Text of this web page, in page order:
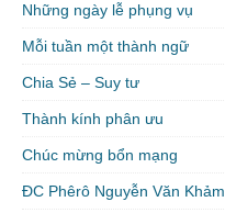
Những ngày lễ phụng vụ
Mỗi tuần một thành ngữ
Chia Sẻ – Suy tư
Thành kính phân ưu
Chúc mừng bổn mạng
ĐC Phêrô Nguyễn Văn Khảm